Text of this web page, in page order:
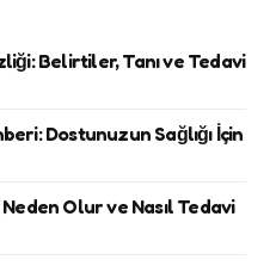
Belirtiler, Tanı ve Tedavi
Dostunuzun Sağlığı İçin
Olur ve Nasıl Tedavi